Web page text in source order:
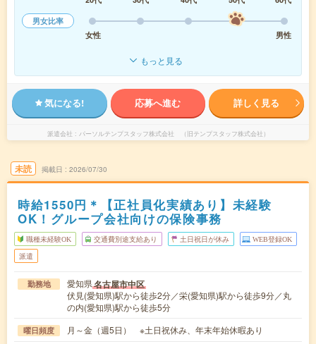
男女比率
女性
男性
もっと見る
気になる! 応募へ進む 詳しく見る
派遣会社 パーソルテンプスタッフ株式会社 （旧テンプスタッフ株式会社）
未読 掲載日 2026/07/30
時給1550円＊【正社員化実績あり】未経験
OK！グループ会社向けの保険事務
職種未経験OK 交通費別途支給あり 土日祝日が休み WEB登録OK
派遣
勤務地 愛知県名古屋市中区
伏見(愛知県)駅から徒歩2分／栄(愛知県)駅から徒歩9分／丸
の内(愛知県)駅から徒歩5分
曜日頻度 月～金（週5日） ※土日祝休み、年末年始休暇あり